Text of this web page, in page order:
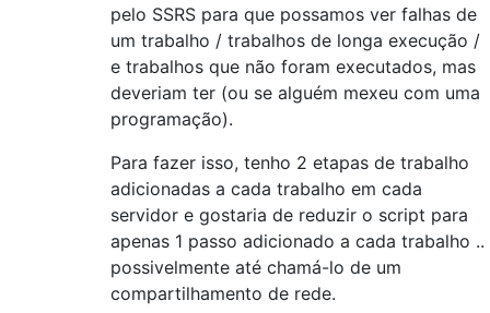
pelo SSRS para que possamos ver falhas de
um trabalho / trabalhos de longa execução /
e trabalhos que não foram executados, mas
deveriam ter (ou se alguém mexeu com uma
programação).
Para fazer isso, tenho 2 etapas de trabalho
adicionadas a cada trabalho em cada
servidor e gostaria de reduzir o script para
apenas 1 passo adicionado a cada trabalho ..
possivelmente até chamá-lo de um
compartilhamento de rede.